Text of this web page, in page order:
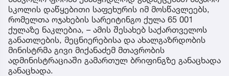
სკოლის დაწყებითი საფეხურის იმ მოსწავლეებს,
რომელთა ოჯახების სარეიტინგო ქულა 65 001
ქულაზე ნაკლებია, – ამის შესახებ საქართველოს
განათლების, მეცნიერებისა და ახალგაზრდობის
მინისტრმა გივი მიქანაძემ მთავრობის
ადმინისტრაციაში გამართულ ბრიფინგზე განაცხადა
განაცხადა.